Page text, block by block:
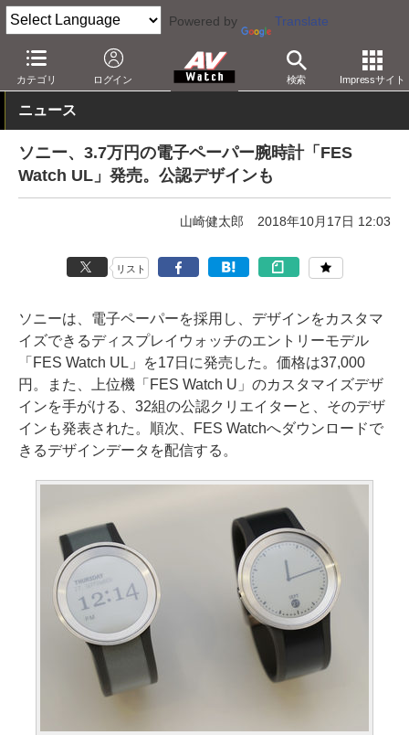
Powered by Translate
カテゴリ ログイン 検索 Impressサイト
AV Watch 製品 AV周辺機器
ニュース
ソニー、3.7万円の電子ペーパー腕時計「FES
Watch UL」発売。公認デザインも
山崎健太郎 2018年10月17日 12:03
リスト
ソニーは、電子ペーパーを採用し、デザインをカスタマ
イズできるディスプレイウォッチのエントリーモデル
「FES Watch UL」を17日に発売した。価格は37,000
円。また、上位機「FES Watch U」のカスタマイズデザ
インを手がける、32組の公認クリエイターと、そのデザ
インも発表された。順次、FES Watchへダウンロードで
きるデザインデータを配信する。